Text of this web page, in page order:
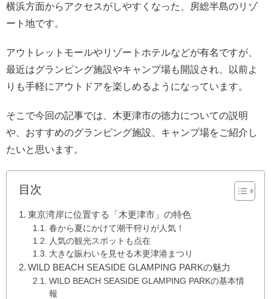
横浜方面からアクセスがしやすくなった、房総半島のリゾ
ート地です。
アウトレットモールやリゾートホテルなどが有名ですが、
最近はグランピング施設やキャンプ場も開設され、以前よ
りも手軽にアウトドアを楽しめるようになっています。
そこで今回の記事では、木更津市の徳力についての説明
や、おすすめのグランピング施設、キャンプ場をご紹介し
たいと思います。
目次
東京湾岸に位置する「木更津市」の特色
春から夏にかけて潮干狩りが人気！
人気の観光スポットも点在
大きな賑わいを見せる木更津港まつり
WILD BEACH SEASIDE GLAMPING PARKの魅力
WILD BEACH SEASIDE GLAMPING PARKの基本情
報